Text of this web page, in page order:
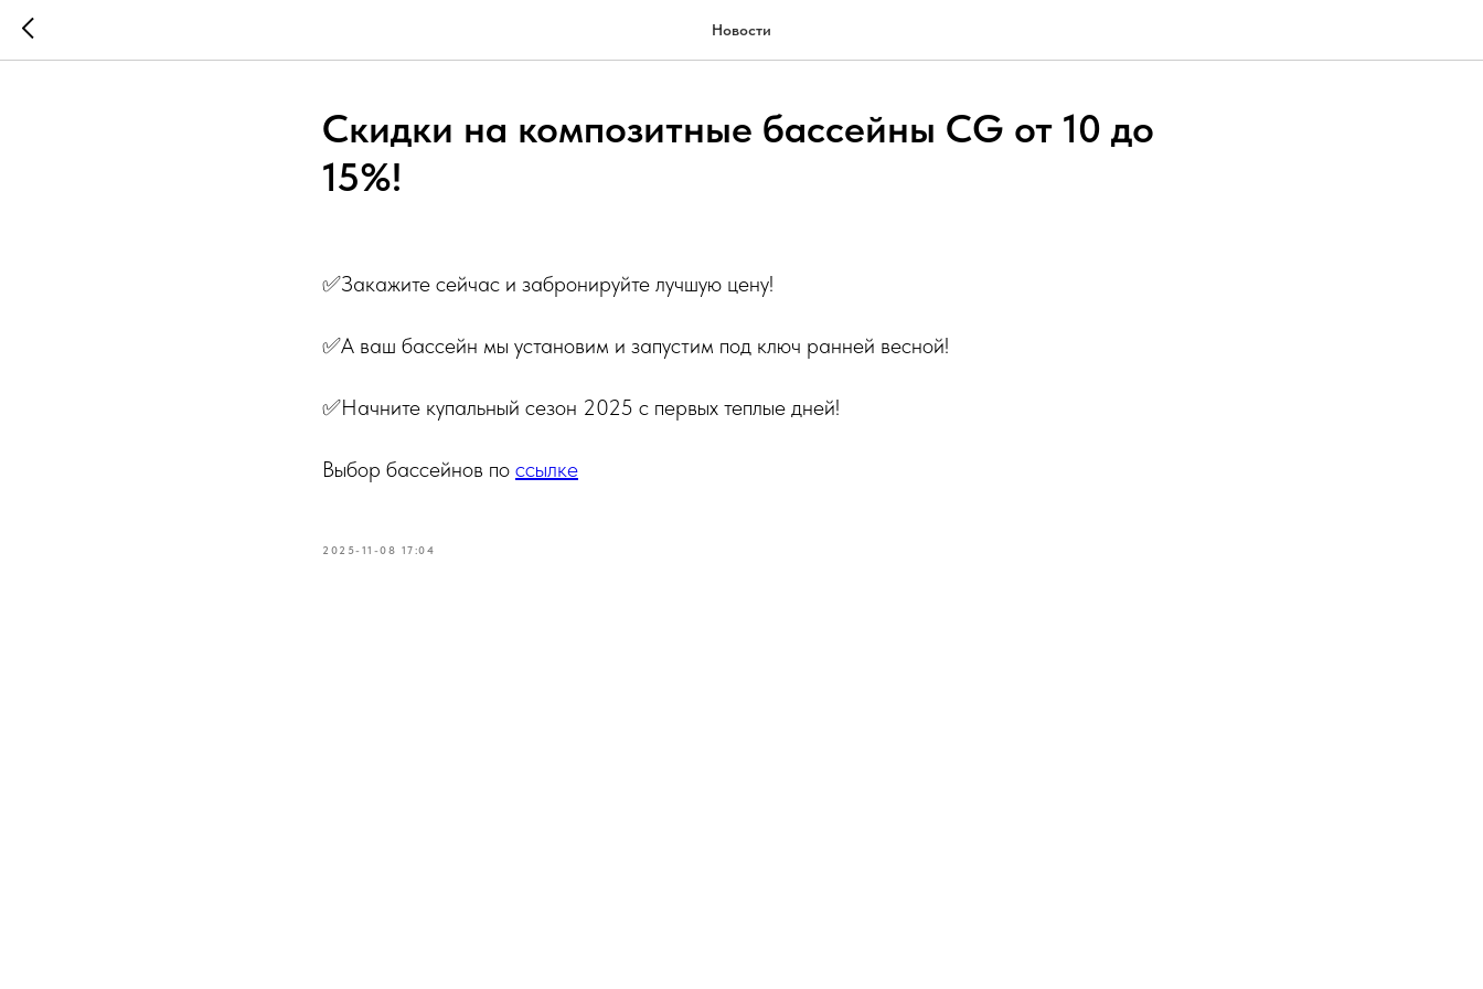
Новости
Скидки на композитные бассейны CG от 10 до
15%!
✅Закажите сейчас и забронируйте лучшую цену!
✅А ваш бассейн мы установим и запустим под ключ ранней весной!
✅Начните купальный сезон 2025 с первых теплые дней!
Выбор бассейнов по ссылке
2025-11-08 17:04